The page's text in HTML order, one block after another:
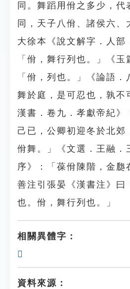
同。舞蹈用佾之多少，代
同，天子八佾、諸侯六、
大徐本《說文解字．人部
「佾，舞行列也。」《玉
「佾，列也。」《論語
舞於庭，是可忍也，孰不
漢書．卷九．孝獻帝紀》
己已，公卿初迎冬於北郊
佾舞。」《文選．王融．
序》：「葆佾陳階，金瓟
善注引張晏《漢書注》曰
也。佾，舞行列也。」
相關異體字：
𢔍
資料來源：